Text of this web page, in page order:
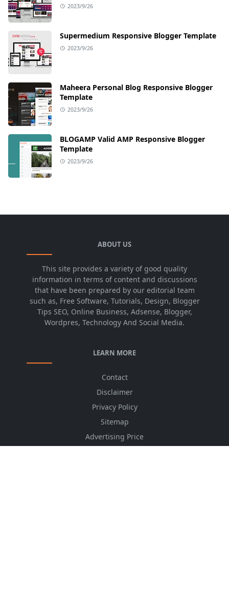
2023/9/26
Supermedium Responsive Blogger Template
2023/9/26
Maheera Personal Blog Responsive Blogger
Template
2023/9/26
BLOGAMP Valid AMP Responsive Blogger
Template
2023/9/26
ABOUT US
This site provides a variety of good quality
information in terms of content and discussions
that have been prepared by our editorial team
such as, Free Software, Tutorials, Design, Blogger
Tips SEO, Online Business, Adsense, Blogger,
Wordpres, Technology And Social Media.
LEARN MORE
Contact
Disclaimer
Privacy Policy
Sitemap
Advertising Price